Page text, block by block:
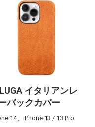
イタリアンレ
バックカバー
14、iPhone 13 / 13 Pro